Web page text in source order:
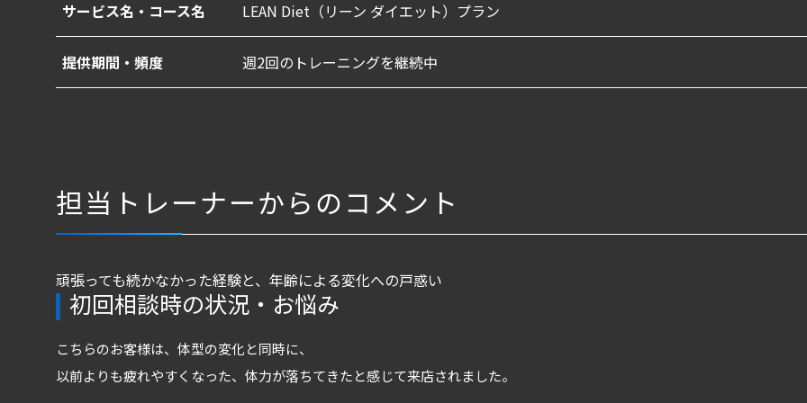
サービス名・コース名 LEAN Diet（リーン ダイエット）プラン
提供期間・頻度 週2回のトレーニングを継続中
担当トレーナーからのコメント
頑張っても続かなかった経験と、年齢による変化への戸惑い
初回相談時の状況・お悩み
こちらのお客様は、体型の変化と同時に、
以前よりも疲れやすくなった、体力が落ちてきたと感じて来店されました。